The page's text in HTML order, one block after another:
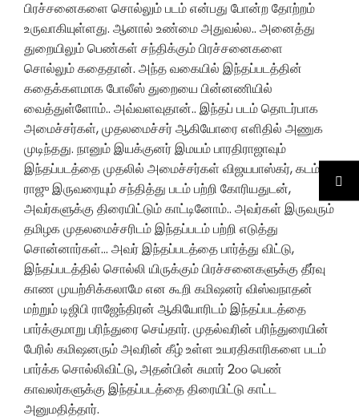
பிரச்சனைகளை சொல்லும் படம் என்பது போன்ற தோற்றம்
உருவாகியுள்ளது. ஆனால் உண்மை அதுவல்ல.. அனைத்து
துறையிலும் பெண்கள் சந்திக்கும் பிரச்சனைகளை
சொல்லும் கதைதான். அந்த வகையில் இந்தப்படத்தின்
கதைக்களமாக போலீஸ் துறையை பின்னணியில்
வைத்துள்ளோம்.. அவ்வளவுதான்.. இந்தப் படம் தொடர்பாக
அமைச்சர்கள், முதலமைச்சர் ஆகியோரை எளிதில் அணுக
முடிந்தது. நானும் இயக்குனர் இமயம் பாரதிராஜாவும்
இந்தப்படத்தை முதலில் அமைச்சர்கள் விஜயபாஸ்கர், கடம்பூர்
ராஜு இருவரையும் சந்தித்து படம் பற்றி கோரியதுடன்,
அவர்களுக்கு திரையிட்டும் காட்டினோம்.. அவர்கள் இருவரும்
தமிழக முதலமைச்சரிடம் இந்தப்படம் பற்றி எடுத்து
சொன்னார்கள்… அவர் இந்தப்படத்தை பார்த்து விட்டு,
இந்தப்படத்தில் சொல்லி யிருக்கும் பிரச்சனைகளுக்கு தீர்வு
காண முயற்சிக்கலாமே என கூறி கமிஷனர் விஸ்வநாதன்
மற்றும் டிஜிபி ராஜேந்திரன் ஆகியோரிடம் இந்தப்படத்தை
பார்க்குமாறு பரிந்துரை செய்தார். முதல்வரின் பரிந்துரையின்
பேரில் கமிஷனரும் அவரின் கீழ் உள்ள உயரதிகாரிகளை படம்
பார்க்க சொல்லிவிட்டு, அதன்பின் சுமார் 2௦௦ பெண்
காவலர்களுக்கு இந்தப்படத்தை திரையிட்டு காட்ட
அனுமதித்தார்.